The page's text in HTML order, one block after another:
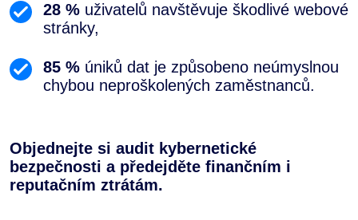
28 % uživatelů navštěvuje škodlivé webové
stránky,
85 % úniků dat je způsobeno neúmyslnou
chybou neproškolených zaměstnanců.
Objednejte si audit kybernetické
bezpečnosti a předejděte finančním i
reputačním ztrátám.